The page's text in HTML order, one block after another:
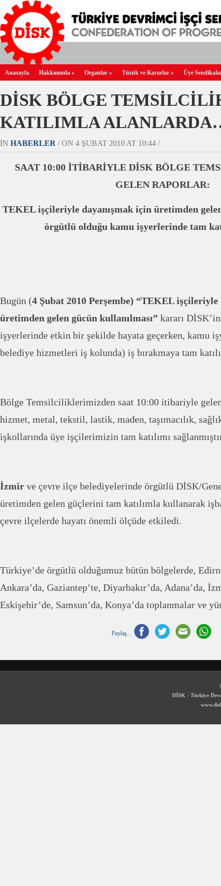
Anasayfa Hakkımızda » Organlar » Tüzük ve Kararlar » Üye
DİSK BÖLGE
KATILIMLA
IN HABERLER / ON 4 ŞUBAT 2010 AT 10:44 /
SAAT 10:00 İTİBARİYLE DİSK BÖLGE
GELEN RAPORLAR:
TEKEL işçileriyle dayanışmak için üretimden
örgütlü olduğu kamu işyerlerinde tam
Bugün (4 Şubat 2010 Perşembe) “TEKEL işçileriyle
üretimden gelen gücün kullanılması” kararı
işyerlerinde etkin bir şekilde hayata geçerken, kamu
belediye hizmetleri iş kolunda) iş bırakmaya tam
Bölge Temsilciliklerimizden saat 10:00 itibariyle
hizmet, metal, tekstil, lastik, maden, taşımacılık,
işkollarında üye işçilerimizin tam katılımı
İzmir ve çevre ilçe belediyelerinde örgütlü DİSK/
üretimden gelen güçlerini tam katılımla kullanarak
çevre ilçelerde hayatı önemli ölçüde etkiledi.
Türkiye’de örgütlü olduğumuz bütün bölgelerde,
Ankara’da, Gaziantep’te, Diyarbakır’da, Adana’da,
Eskişehir’de, Samsun’da, Konya’da toplanmalar ve
Paylaş...
DİSK - Türkiye